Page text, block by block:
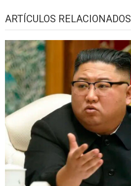
ARTÍCULOS RELACIONADOS